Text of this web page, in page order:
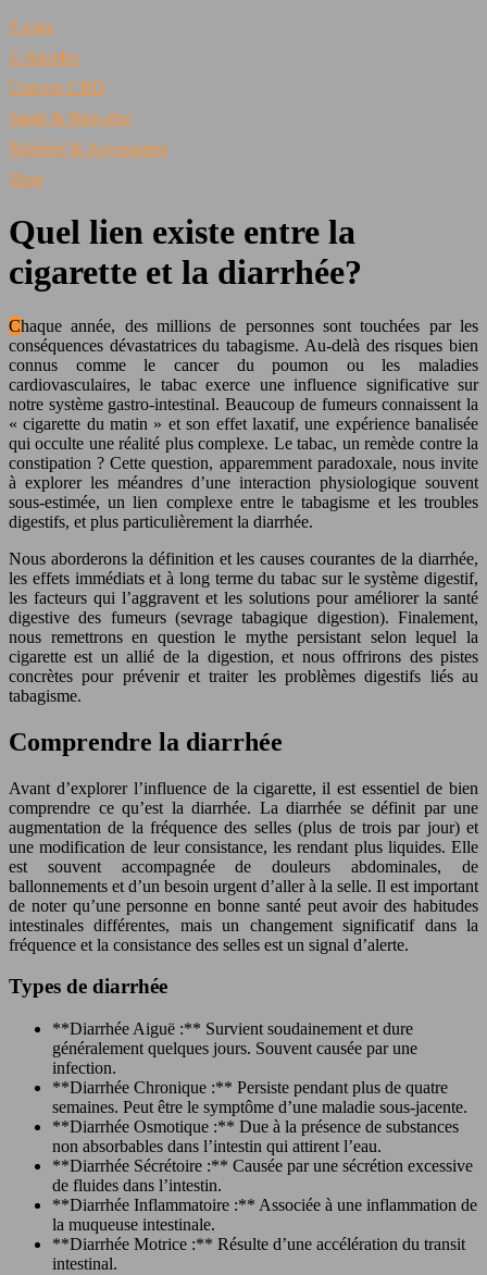
E-cigs
E-liquides
Univers CBD
Santé & Bien-être
Matériel & Accessoires
Blog
Quel lien existe entre la
cigarette et la diarrhée?
Chaque année, des millions de personnes sont touchées par les
conséquences dévastatrices du tabagisme. Au-delà des risques bien
connus comme le cancer du poumon ou les maladies
cardiovasculaires, le tabac exerce une influence significative sur
notre système gastro-intestinal. Beaucoup de fumeurs connaissent la
« cigarette du matin » et son effet laxatif, une expérience banalisée
qui occulte une réalité plus complexe. Le tabac, un remède contre la
constipation ? Cette question, apparemment paradoxale, nous invite
à explorer les méandres d’une interaction physiologique souvent
sous-estimée, un lien complexe entre le tabagisme et les troubles
digestifs, et plus particulièrement la diarrhée.
Nous aborderons la définition et les causes courantes de la diarrhée,
les effets immédiats et à long terme du tabac sur le système digestif,
les facteurs qui l’aggravent et les solutions pour améliorer la santé
digestive des fumeurs (sevrage tabagique digestion). Finalement,
nous remettrons en question le mythe persistant selon lequel la
cigarette est un allié de la digestion, et nous offrirons des pistes
concrètes pour prévenir et traiter les problèmes digestifs liés au
tabagisme.
Comprendre la diarrhée
Avant d’explorer l’influence de la cigarette, il est essentiel de bien
comprendre ce qu’est la diarrhée. La diarrhée se définit par une
augmentation de la fréquence des selles (plus de trois par jour) et
une modification de leur consistance, les rendant plus liquides. Elle
est souvent accompagnée de douleurs abdominales, de
ballonnements et d’un besoin urgent d’aller à la selle. Il est important
de noter qu’une personne en bonne santé peut avoir des habitudes
intestinales différentes, mais un changement significatif dans la
fréquence et la consistance des selles est un signal d’alerte.
Types de diarrhée
**Diarrhée Aiguë :** Survient soudainement et dure
généralement quelques jours. Souvent causée par une
infection.
**Diarrhée Chronique :** Persiste pendant plus de quatre
semaines. Peut être le symptôme d’une maladie sous-jacente.
**Diarrhée Osmotique :** Due à la présence de substances
non absorbables dans l’intestin qui attirent l’eau.
**Diarrhée Sécrétoire :** Causée par une sécrétion excessive
de fluides dans l’intestin.
**Diarrhée Inflammatoire :** Associée à une inflammation de
la muqueuse intestinale.
**Diarrhée Motrice :** Résulte d’une accélération du transit
intestinal.